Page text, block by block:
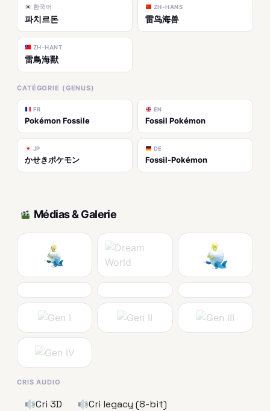
한국어
파치르돈
ZH-HANS
雷鸟海兽
ZH-HANT
雷鳥海獸
CATÉGORIE (GENUS)
FR
Pokémon Fossile
EN
Fossil Pokémon
JP
かせきポケモン
DE
Fossil-Pokémon
Médias & Galerie
CRIS AUDIO
Cri 3D Cri legacy (8-bit)